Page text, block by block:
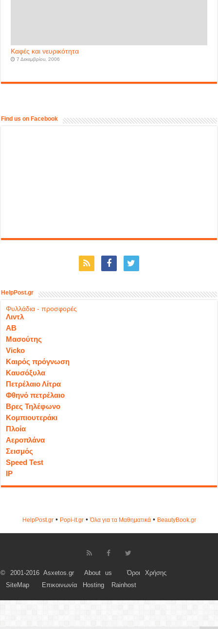
Καφές και νευρικότητα
7 Δεκεμβρίου, 2006
Find us on Facebook
HelpPost.gr
Φυλλάδια - προσφορές
Λιντλ
ΑΒ
Μασούτης
Vicko
Καιρός πρόγνωση
Καυσόξυλα
Πετρέλαιο Λίτρα
Φθηνό πετρέλαιο
Βρες Τηλέφωνο
Κομπιουτεράκι
Πλοία
Αεροπλάνα
Σεισμός
Speed Test
IP
HelpPost.gr• Popi-it.gr•Όλα για τα Μαθηματικά• ΒeautyΒook.gr
© 2001-2016 Asxetos.gr About us
Όροι Χρήσης
SiteMap
Επικοινωνία Hosting Rainhost